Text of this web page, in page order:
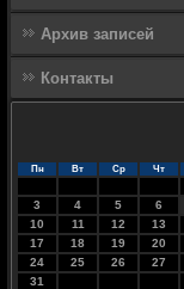
Архив записей
Контакты
Пн Вт Ср Чт
3
4 5 6
10
11 12 13
17
18 19 20
24
25 26 27
31